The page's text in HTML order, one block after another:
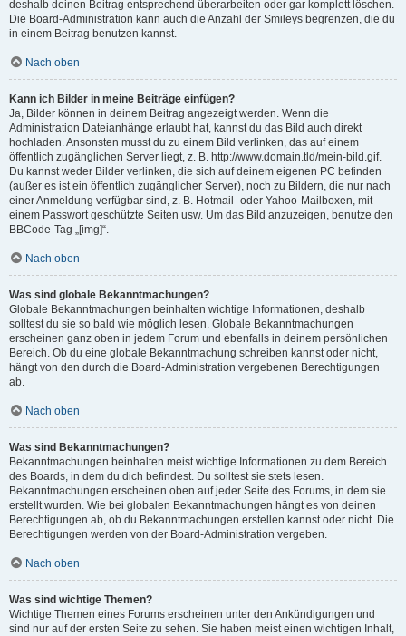
deshalb deinen Beitrag entsprechend überarbeiten oder gar komplett löschen.
Die Board-Administration kann auch die Anzahl der Smileys begrenzen, die du
in einem Beitrag benutzen kannst.
Nach oben
Kann ich Bilder in meine Beiträge einfügen?
Ja, Bilder können in deinem Beitrag angezeigt werden. Wenn die
Administration Dateianhänge erlaubt hat, kannst du das Bild auch direkt
hochladen. Ansonsten musst du zu einem Bild verlinken, das auf einem
öffentlich zugänglichen Server liegt, z. B. http://www.domain.tld/mein-bild.gif.
Du kannst weder Bilder verlinken, die sich auf deinem eigenen PC befinden
(außer es ist ein öffentlich zugänglicher Server), noch zu Bildern, die nur nach
einer Anmeldung verfügbar sind, z. B. Hotmail- oder Yahoo-Mailboxen, mit
einem Passwort geschützte Seiten usw. Um das Bild anzuzeigen, benutze den
BBCode-Tag „[img]“.
Nach oben
Was sind globale Bekanntmachungen?
Globale Bekanntmachungen beinhalten wichtige Informationen, deshalb
solltest du sie so bald wie möglich lesen. Globale Bekanntmachungen
erscheinen ganz oben in jedem Forum und ebenfalls in deinem persönlichen
Bereich. Ob du eine globale Bekanntmachung schreiben kannst oder nicht,
hängt von den durch die Board-Administration vergebenen Berechtigungen
ab.
Nach oben
Was sind Bekanntmachungen?
Bekanntmachungen beinhalten meist wichtige Informationen zu dem Bereich
des Boards, in dem du dich befindest. Du solltest sie stets lesen.
Bekanntmachungen erscheinen oben auf jeder Seite des Forums, in dem sie
erstellt wurden. Wie bei globalen Bekanntmachungen hängt es von deinen
Berechtigungen ab, ob du Bekanntmachungen erstellen kannst oder nicht. Die
Berechtigungen werden von der Board-Administration vergeben.
Nach oben
Was sind wichtige Themen?
Wichtige Themen eines Forums erscheinen unter den Ankündigungen und
sind nur auf der ersten Seite zu sehen. Sie haben meist einen wichtigen Inhalt,